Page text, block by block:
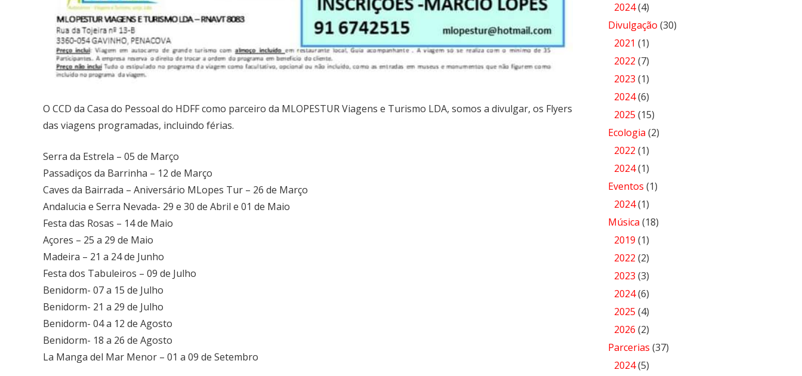
O CCD da Casa do Pessoal do HDFF como parceiro da MLOPESTUR Viagens e Turismo LDA, somos a divulgar, os Flyers
das viagens programadas, incluindo férias.
Serra da Estrela – 05 de Março
Passadiços da Barrinha – 12 de Março
Caves da Bairrada – Aniversário MLopes Tur – 26 de Março
Andalucia e Serra Nevada- 29 e 30 de Abril e 01 de Maio
Festa das Rosas – 14 de Maio
Açores – 25 a 29 de Maio
Madeira – 21 a 24 de Junho
Festa dos Tabuleiros – 09 de Julho
Benidorm- 07 a 15 de Julho
Benidorm- 21 a 29 de Julho
Benidorm- 04 a 12 de Agosto
Benidorm- 18 a 26 de Agosto
La Manga del Mar Menor – 01 a 09 de Setembro
2024(4)
Divulgação (30)
2021 (1)
2022 (7)
2023 (1)
2024(6)
2025 (15)
Ecologia (2)
2022 (1)
2024(1)
Eventos (1)
2024(1)
Música (18)
2019 (1)
2022 (2)
2023 (3)
2024(6)
2025 (4)
2026 (2)
Parcerias (37)
2024(5)